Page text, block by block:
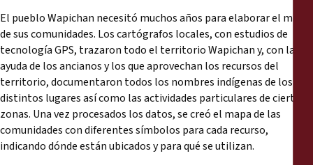
El pueblo Wapichan necesitó muchos años para elaborar el mapa
de sus comunidades. Los cartógrafos locales, con estudios de
tecnología GPS, trazaron todo el territorio Wapichan y, con la
ayuda de los ancianos y los que aprovechan los recursos del
territorio, documentaron todos los nombres indígenas de los
distintos lugares así como las actividades particulares de ciertas
zonas. Una vez procesados los datos, se creó el mapa de las
comunidades con diferentes símbolos para cada recurso,
indicando dónde están ubicados y para qué se utilizan.